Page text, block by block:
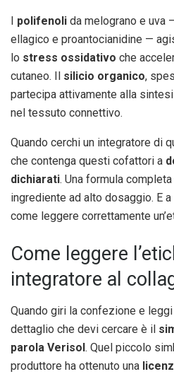
I polifenoli da melograno e uva
ellagico e proantocianidine —
lo stress ossidativo che
cutaneo. Il silicio organico,
partecipa attivamente alla
nel tessuto connettivo.
Quando cerchi un integratore di
che contenga questi cofattori a
dichiarati. Una formula
ingrediente ad alto dosaggio. E
come leggere correttamente
Come leggere
integratore al
Quando giri la confezione e
dettaglio che devi cercare è il
parola Verisol. Quel piccolo
produttore ha ottenuto una